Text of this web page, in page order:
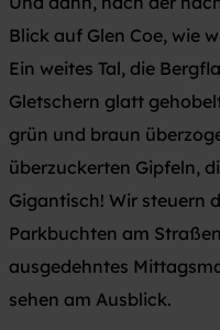
Blick auf Glen Coe, wie
Ein weites Tal, die
Gletschern glatt
grün und braun
überzuckerten Gipfeln,
Gigantisch! Wir steuern
Parkbuchten am
ausgedehntes
sehen am Ausblick.